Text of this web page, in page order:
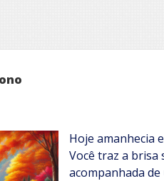
Hoje amanhecia
Você traz a brisa
acompanhada de